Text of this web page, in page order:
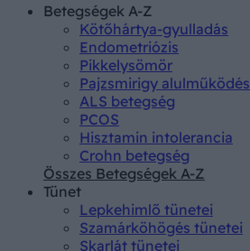
Betegségek A-Z
Kötőhártya-gyulladás
Endometriózis
Pikkelysömör
Pajzsmirigy alulműködés
ALS betegség
PCOS
Hisztamin intolerancia
Crohn betegség
Összes Betegségek A-Z
Tünet
Lepkehimlő tünetei
Szamárköhögés tünetei
Skarlát tünetei